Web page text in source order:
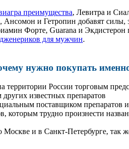
преимущества, Левитра и
Ансомон и Гетропин добавят
Форте, Guarana и Экдистерон
для мужчин.
нужно покупать
России торговым
известных препаратов
поставщиком
которым трудно произнести
Москве и в Санкт-Петербурге,